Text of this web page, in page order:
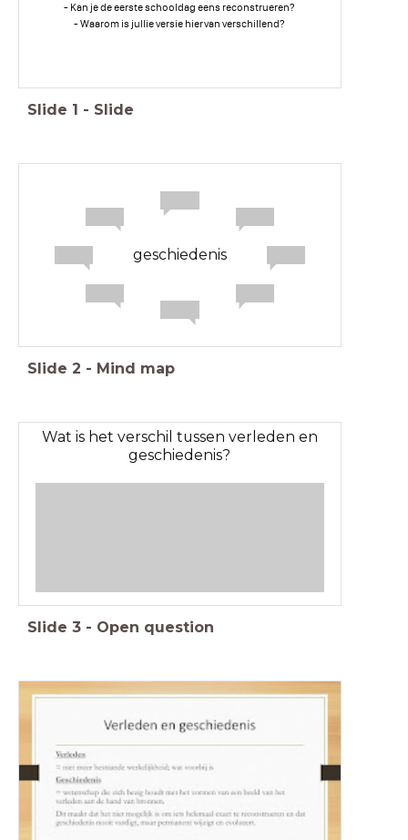
- Kan je de eerste schooldag eens reconstrueren?
- Waarom is jullie versie hiervan verschillend?
Slide 1 - Slide
geschiedenis
Slide 2 - Mind map
Wat is het verschil tussen verleden en
geschiedenis?
Slide 3 - Open question